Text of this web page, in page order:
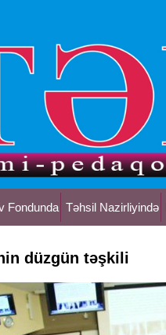
Fondunda Təhsil Nazirliyində
düzgün təşkili